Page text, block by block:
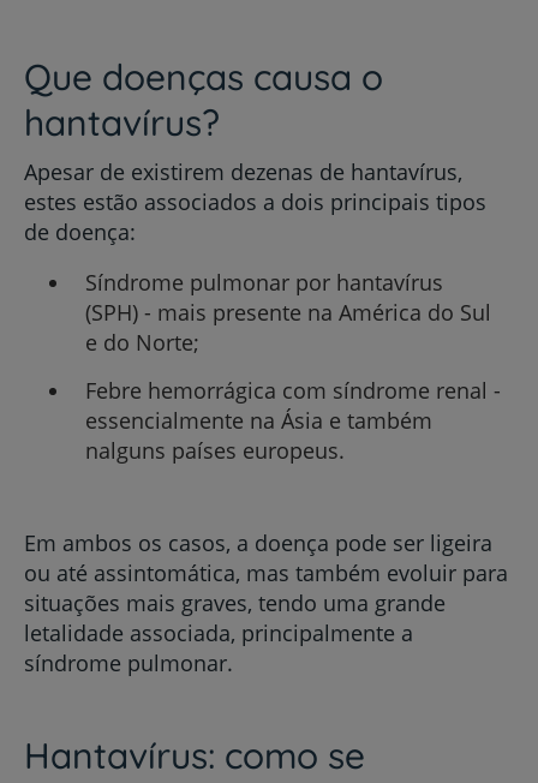
Que doenças causa o
hantavírus?
Apesar de existirem dezenas de hantavírus,
estes estão associados a dois principais tipos
de doença:
Síndrome pulmonar por hantavírus
(SPH) - mais presente na América do Sul
e do Norte;
Febre hemorrágica com síndrome renal -
essencialmente na Ásia e também
nalguns países europeus.
Em ambos os casos, a doença pode ser ligeira
ou até assintomática, mas também evoluir para
situações mais graves, tendo uma grande
letalidade associada, principalmente a
síndrome pulmonar.
Hantavírus: como se